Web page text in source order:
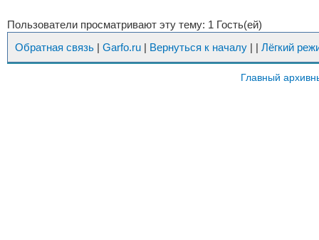
Пользователи просматривают эту тему: 1 Гость(ей)
Обратная связь | Garfo.ru | Вернуться к началу | | Лёгкий
Главный